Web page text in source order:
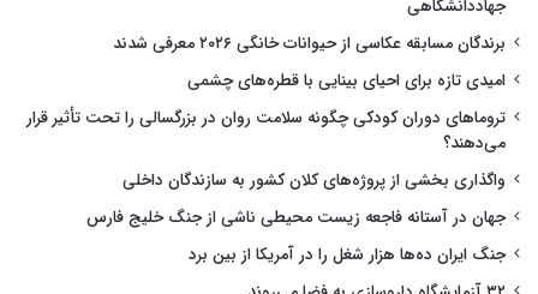
جهاددانشگاهی
برندگان مسابقه عکاسی از حیوانات خانگی ۲۰۲۶ معرفی شدند
امیدی تازه برای احیای بینایی با قطره‌های چشمی
تروماهای دوران کودکی چگونه سلامت روان در بزرگسالی را تحت تأثیر قرار
می‌دهند؟
واگذاری بخشی از پروژه‌های کلان کشور به سازندگان داخلی
جهان در آستانه فاجعه زیست محیطی ناشی از جنگ خلیج فارس
جنگ ایران ده‌ها هزار شغل را در آمریکا از بین برد